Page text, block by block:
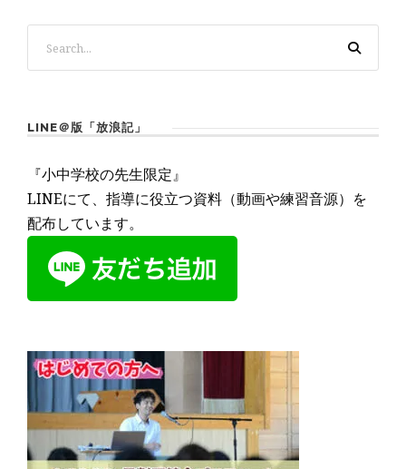
LINE＠版「放浪記」
『小中学校の先生限定』
LINEにて、指導に役立つ資料（動画や練習音源）を
配布しています。